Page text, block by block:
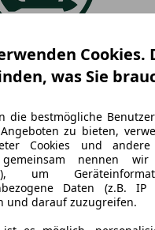
Cookies.
was Sie
die bestmögliche
zu bieten,
Cookies und andere
nennen wir
um
Daten (z.B. IP
und darauf zuzugreifen.